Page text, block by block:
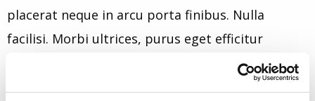
placerat neque in arcu porta finibus. Nulla
facilisi. Morbi ultrices, purus eget efficitur
scelerisque, augue ante placerat eros, a placerat
enim turpis in ex. Integer finibus leo tristique